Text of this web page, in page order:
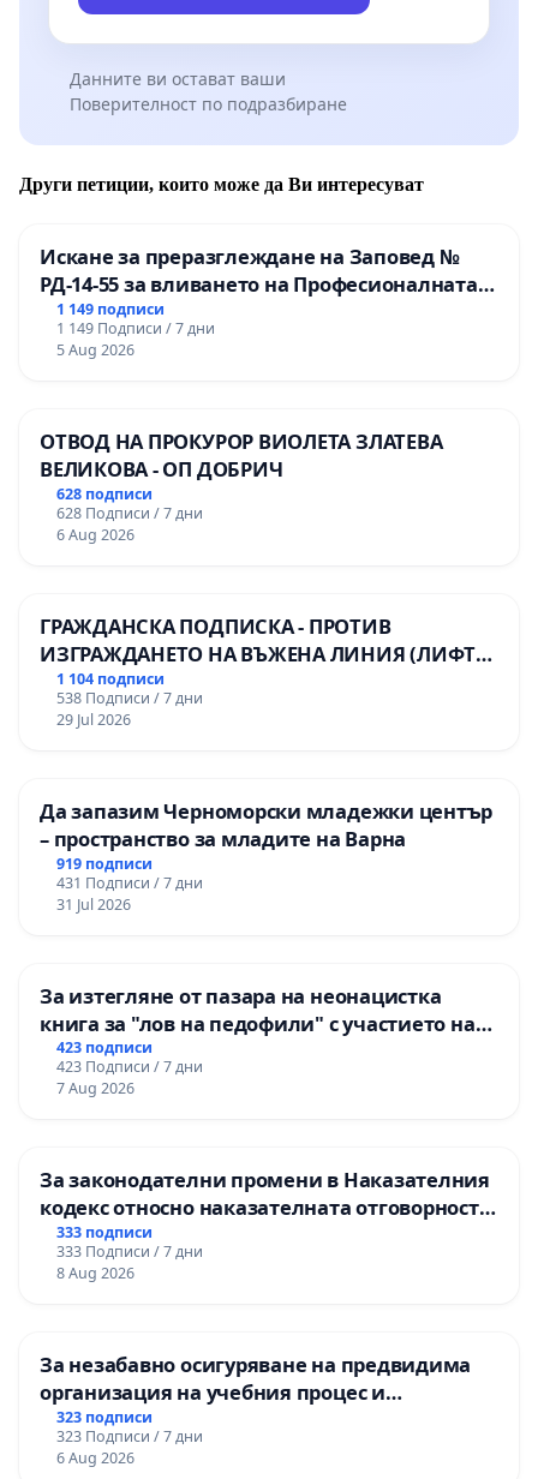
Данните ви остават ваши
Поверителност по подразбиране
Други петиции, които може да Ви интересуват
Искане за преразглеждане на Заповед №
РД-14-55 за вливането на Професионалната
гимназия по промишлени технологии в
Професионалната гимназия по икономика и
мениджмънт – гр. Пазарджик
1 149 подписи
1 149 Подписи / 7 дни
5 Aug 2026
ОТВОД НА ПРОКУРОР ВИОЛЕТА ЗЛАТЕВА
ВЕЛИКОВА - ОП ДОБРИЧ
628 подписи
628 Подписи / 7 дни
6 Aug 2026
ГРАЖДАНСКА ПОДПИСКА - ПРОТИВ
ИЗГРАЖДАНЕТО НА ВЪЖЕНА ЛИНИЯ (ЛИФТ)
НА ТЕРИТОРИЯТА НА ПРИРОДНА
ЗАБЕЛЕЖИТЕЛНОСТ „ХЪЛМ НА
ОСВОБОДИТЕЛИТЕ“ (БУНАРДЖИК)
1 104 подписи
538 Подписи / 7 дни
29 Jul 2026
Да запазим Черноморски младежки център
– пространство за младите на Варна
919 подписи
431 Подписи / 7 дни
31 Jul 2026
За изтегляне от пазара на неонацистка
книга за "лов на педофили" с участието на
деца
423 подписи
423 Подписи / 7 дни
7 Aug 2026
За законодателни промени в Наказателния
кодекс относно наказателната отговорност
на непълнолетните при особено тежки
умишлени престъпления
333 подписи
333 Подписи / 7 дни
8 Aug 2026
За незабавно осигуряване на предвидима
организация на учебния процес и
гарантиране на правото на равнопоставено
и качествено образование на учениците от
323 подписи
323 Подписи / 7 дни
6 Aug 2026